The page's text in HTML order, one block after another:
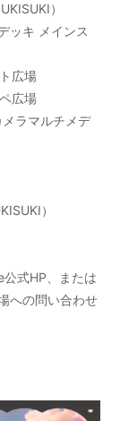
）
ッキ メインス
広場
広場
ラマルチメデ
）
式HP、または
への問い合わせ